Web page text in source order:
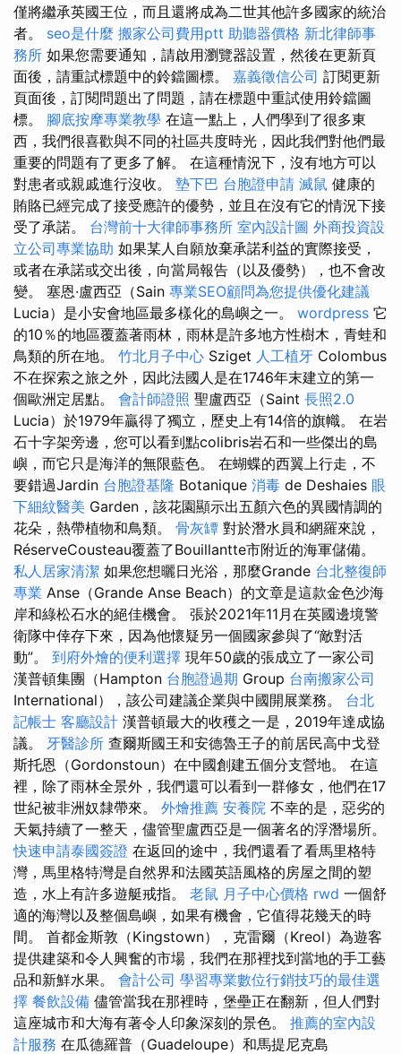
僅將繼承英國王位，而且還將成為二世其他許多國家的統治
者。 seo是什麼 搬家公司費用ptt 助聽器價格 新北律師事
務所 如果您需要通知，請啟用瀏覽器設置，然後在更新頁
面後，請重試標題中的鈴鐺圖標。 嘉義徵信公司 訂閱更新
頁面後，訂閱問題出了問題，請在標題中重試使用鈴鐺圖
標。 腳底按摩專業教學 在這一點上，人們學到了很多東
西，我們很喜歡與不同的社區共度時光，因此我們對他們最
重要的問題有了更多了解。 在這種情況下，沒有地方可以
對患者或親戚進行沒收。 墊下巴 台胞證申請 滅鼠 健康的
賄賂已經完成了接受應許的優勢，並且在沒有它的情況下接
受了承諾。 台灣前十大律師事務所 室內設計圖 外商投資設
立公司專業協助 如果某人自願放棄承諾利益的實際接受，
或者在承諾或交出後，向當局報告（以及優勢），也不會改
變。 塞恩·盧西亞（Sain 專業SEO顧問為您提供優化建議
Lucia）是小安會地區最多樣化的島嶼之一。 wordpress 它
的10％的地區覆蓋著雨林，雨林是許多地方性樹木，青蛙和
鳥類的所在地。 竹北月子中心 Sziget 人工植牙 Colombus
不在探索之旅之外，因此法國人是在1746年末建立的第一
個歐洲定居點。 會計師證照 聖盧西亞（Saint 長照2.0
Lucia）於1979年贏得了獨立，歷史上有14倍的旗幟。 在岩
石十字架旁邊，您可以看到點colibris岩石和一些傑出的島
嶼，而它只是海洋的無限藍色。 在蝴蝶的西翼上行走，不
要錯過Jardin 台胞證基隆 Botanique 消毒 de Deshaies 眼
下細紋醫美 Garden，該花園顯示出五顏六色的異國情調的
花朵，熱帶植物和鳥類。 骨灰罈 對於潛水員和網羅來說，
RéserveCousteau覆蓋了Bouillantte市附近的海軍儲備。
私人居家清潔 如果您想曬日光浴，那麼Grande 台北整復師
專業 Anse（Grande Anse Beach）的文章是這款金色沙海
岸和綠松石水的絕佳機會。 張於2021年11月在英國邊境警
衛隊中倖存下來，因為他懷疑另一個國家參與了“敵對活
動”。 到府外燴的便利選擇 現年50歲的張成立了一家公司
漢普頓集團（Hampton 台胞證過期 Group 台南搬家公司
International），該公司建議企業與中國開展業務。 台北
記帳士 客廳設計 漢普頓最大的收穫之一是，2019年達成協
議。 牙醫診所 查爾斯國王和安德魯王子的前居民高中戈登
斯托恩（Gordonstoun）在中國創建五個分支營地。 在這
裡，除了雨林全景外，我們還可以看到一群修女，他們在17
世紀被非洲奴隸帶來。 外燴推薦 安養院 不幸的是，惡劣的
天氣持續了一整天，儘管聖盧西亞是一個著名的浮潛場所。
快速申請泰國簽證 在返回的途中，我們還看了看馬里格特
灣，馬里格特灣是自然界和法國英語風格的房屋之間的塑
造，水上有許多遊艇戒指。 老鼠 月子中心價格 rwd 一個舒
適的海灣以及整個島嶼，如果有機會，它值得花幾天的時
間。 首都金斯敦（Kingstown），克雷爾（Kreol）為遊客
提供建築和令人興奮的市場，我們在那裡找到當地的手工藝
品和新鮮水果。 會計公司 學習專業數位行銷技巧的最佳選
擇 餐飲設備 儘管當我在那裡時，堡壘正在翻新，但人們對
這座城市和大海有著令人印象深刻的景色。 推薦的室內設
計服務 在瓜德羅普（Guadeloupe）和馬提尼克島